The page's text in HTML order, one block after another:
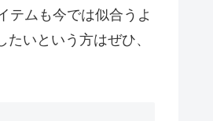
テムも今では似合うよ
いという方はぜひ、